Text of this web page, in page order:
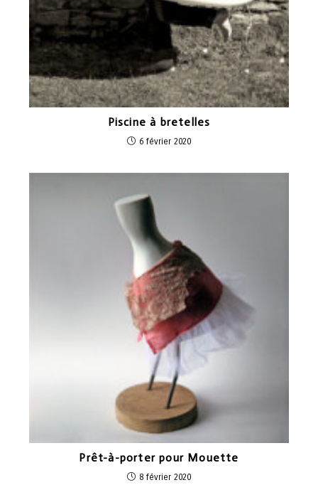
Piscine à bretelles
6 février 2020
Prêt-à-porter pour Mouette
8 février 2020